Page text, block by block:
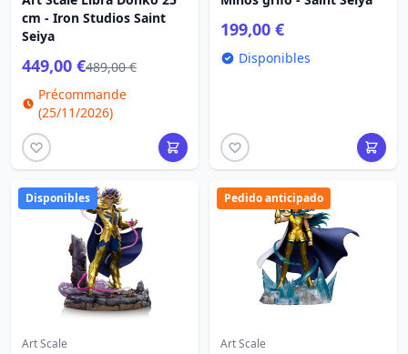
cm - Iron Studios Saint
Seiya
449,00 €489,00 €
Précommande
(25/11/2026)
199,00 €
Disponibles
Disponibles
Art Scale
Pedido anticipado
Art Scale